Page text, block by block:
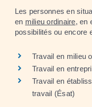
Les personnes en
en milieu ordinaire, en
possibilités ou encore
Travail en milieu
Travail en
Travail en
travail (Ésat)